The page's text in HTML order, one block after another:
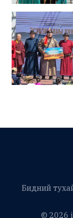
Бидний
© 2026